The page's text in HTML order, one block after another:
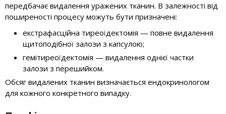
передбачає видалення уражених тканин. В залежності від
поширеності процесу можуть бути призначені:
екстрафасційна тиреоїдектомія — повне видалення
щитоподібної залози з капсулою;
гемітиреоїдектомія — видалення однієї частки
залози з перешийком.
Обсяг видалених тканин визначається ендокринологом
для кожного конкретного випадку.